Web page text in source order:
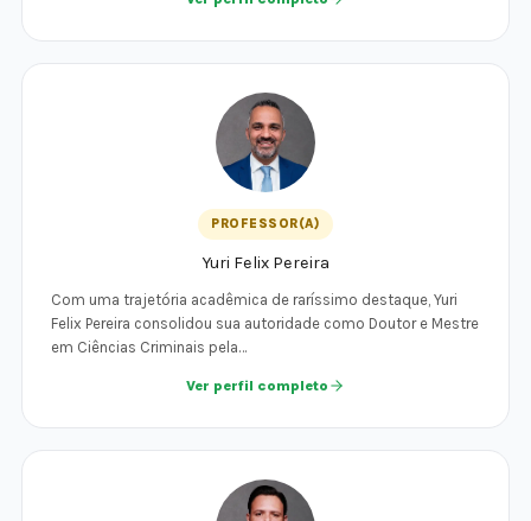
PROFESSOR(A)
Yuri Felix Pereira
Com uma trajetória acadêmica de raríssimo destaque, Yuri
Felix Pereira consolidou sua autoridade como Doutor e Mestre
em Ciências Criminais pela…
Ver perfil completo